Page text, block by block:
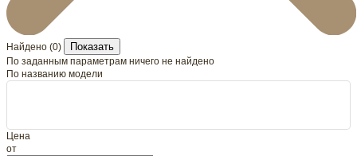
Найдено (0) Показать
По заданным параметрам ничего не найдено
По названию модели
Цена
от